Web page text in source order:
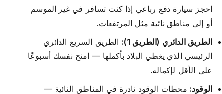
احجز سيارة دفع رباعي إذا كنت تسافر في غير الموسم
أو إلى مناطق نائية مثل المرتفعات.
الطريق الدائري (الطريق 1):
الطريق السريع الدائري
الرئيسي الذي يغطي البلاد بأكملها — امنح نفسك أسبوعًا
على الأقل لإكماله.
الوقود: محطات الوقود نادرة في المناطق النائية —